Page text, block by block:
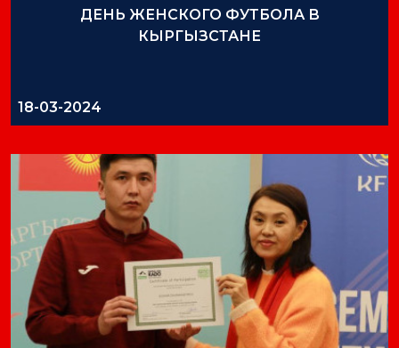
ДЕНЬ ЖЕНСКОГО ФУТБОЛА В
КЫРГЫЗСТАНЕ
18-03-2024